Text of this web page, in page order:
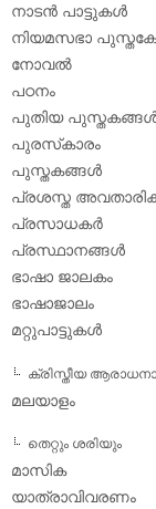
നാടന്‍ പാട്ടുകള്‍
നിയമസഭാ
നോവല്‍
പഠനം
പുതിയ
പുരസ്‌കാരം
പുസ്തകങ്ങള്‍
പ്രശസ്ത
പ്രസാധകര്‍
പ്രസ്ഥാനങ്ങള്‍
ഭാഷാ ജാലകം
ഭാഷാജാലം
മറ്റുപാട്ടുകള്‍
ക്രിസ്തീയ
മലയാളം
തെറ്റും ശരിയും
മാസിക
യാത്രാവിവരണം